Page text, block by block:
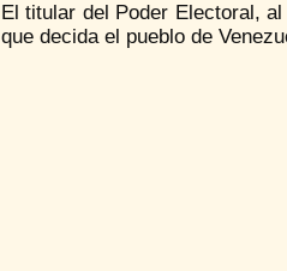
El titular del Poder Electoral,
que decida el pueblo de